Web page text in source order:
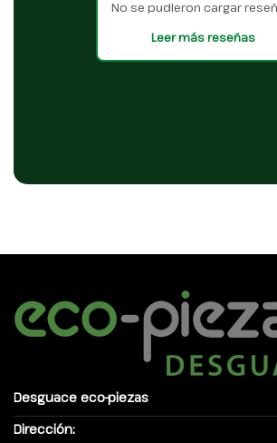
No se pudieron cargar
Leer más reseñas
Desguace eco-piezas
Dirección: